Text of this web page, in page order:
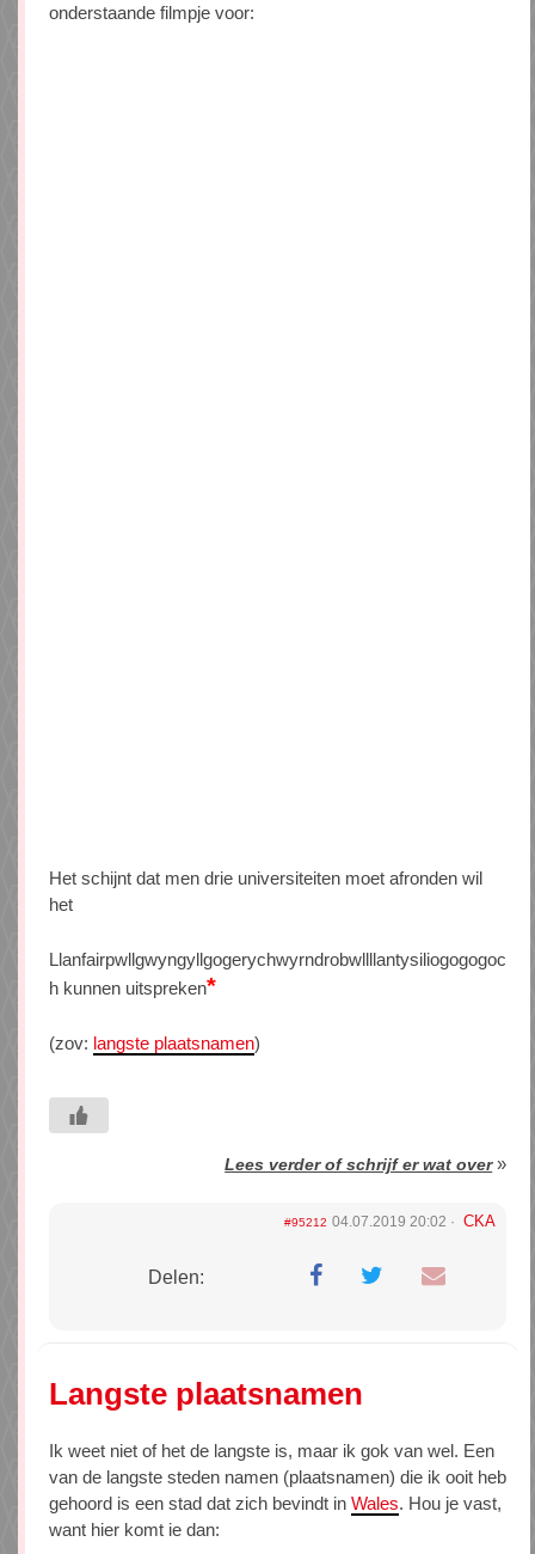
onderstaande filmpje voor:
Het schijnt dat men drie universiteiten moet afronden wil
het
Llanfairpwllgwyngyllgogerychwyrndrobwllllantysiliogogogoc
h kunnen uitspreken*
(zov: langste plaatsnamen)
Lees verder of schrijf er wat over»
#95212 04.07.2019 20:02 CKA
Delen:
Langste plaatsnamen
Ik weet niet of het de langste is, maar ik gok van wel. Een
van de langste steden namen (plaatsnamen) die ik ooit heb
gehoord is een stad dat zich bevindt in Wales. Hou je vast,
want hier komt ie dan: